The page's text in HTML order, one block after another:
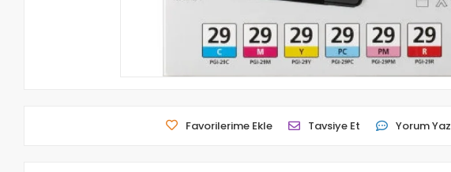
Favorilerime Ekle Tavsiye Et Yorum Yaz